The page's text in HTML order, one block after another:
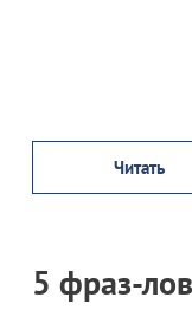
Читать
5 фраз-